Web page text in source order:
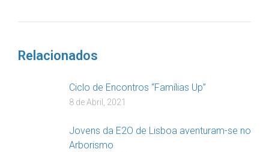
Relacionados
Ciclo de Encontros “Famílias Up”
8 de Abril, 2021
Jovens da E2O de Lisboa aventuram-se no
Arborismo